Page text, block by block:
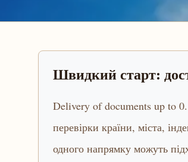
Швидкий старт:
Delivery of documents up to
перевірки країни, міста,
одного напрямку можуть